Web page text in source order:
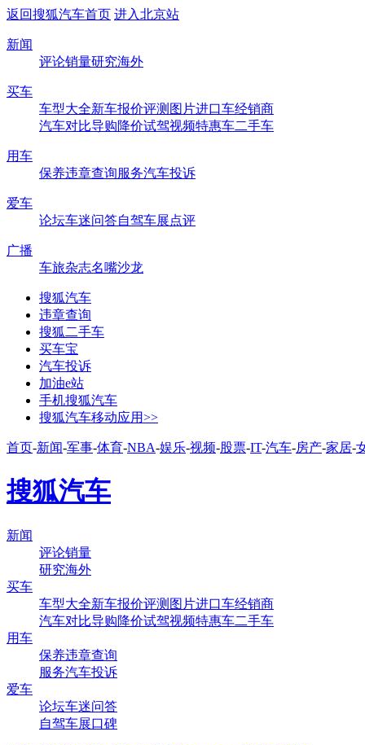
返回搜狐汽车首页 进入北京站
新闻
评论销量研究海外
买车
车型大全新车报价评测 图片进口车经销商
汽车对比导购降价试驾视频特惠车二手车
用车
保养违章查询服务汽车投诉
爱车
论坛车迷问答自驾车展点评
广播
车旅杂志名嘴沙龙
搜狐汽车
违章查询
搜狐二手车
买车宝
汽车投诉
加油e站
手机搜狐汽车
搜狐汽车移动应用>>
首页-新闻-军事-体育-NBA-娱乐-视频-股票-IT-汽车-房产-家居-
搜狐汽车
新闻
评论销量
研究海外
买车
车型大全新车报价评测 图片进口车经销商
汽车对比导购降价试驾视频特惠车二手车
用车
保养违章查询
服务汽车投诉
爱车
论坛车迷问答
自驾车展口碑